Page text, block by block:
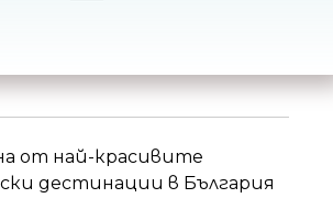
от най-красивите
дестинации в България